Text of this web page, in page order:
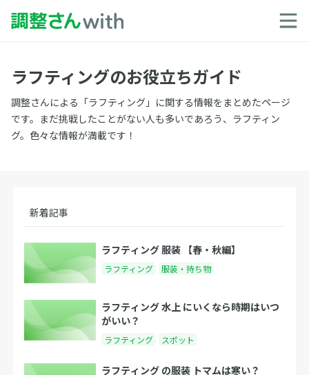
ラフティングのお役立ちガイド
調整さんによる「ラフティング」に関する情報をまとめたページ
です。まだ挑戦したことがない人も多いであろう、ラフティン
グ。色々な情報が満載です！
新着記事
ラフティング 服装 【春・秋編】
ラフティング 服装・持ち物
ラフティング 水上 にいくなら時期はいつ
がいい？
ラフティング スポット
ラフティング の服装 トマムは寒い？